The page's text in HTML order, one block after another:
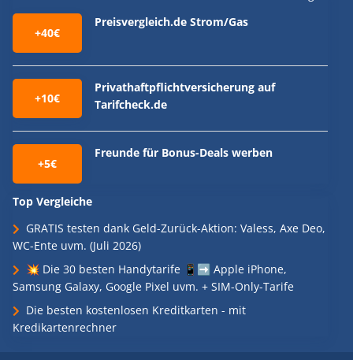
+40€
Preisvergleich.de Strom/Gas
+10€
Privathaftpflichtversicherung auf
Tarifcheck.de
+5€
Freunde für Bonus-Deals werben
Top Vergleiche
GRATIS testen dank Geld-Zurück-Aktion: Valess, Axe Deo,
WC-Ente uvm. (Juli 2026)
💥 Die 30 besten Handytarife 📱➡️ Apple iPhone,
Samsung Galaxy, Google Pixel uvm. + SIM-Only-Tarife
Die besten kostenlosen Kreditkarten - mit
Kredikartenrechner